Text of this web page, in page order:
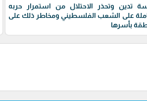
تدين وتحذر الاحتلال من استمرار حربه
على الشعب الفلسطيني ومخاطر ذلك على
بأسرها